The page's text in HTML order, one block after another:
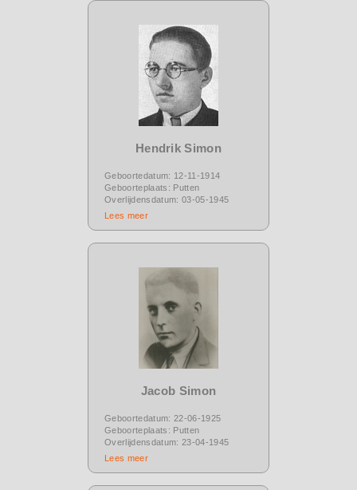
Hendrik Simon
Geboortedatum: 12-11-1914
Geboorteplaats: Putten
Overlijdensdatum: 03-05-1945
Lees meer
Jacob Simon
Geboortedatum: 22-06-1925
Geboorteplaats: Putten
Overlijdensdatum: 23-04-1945
Lees meer